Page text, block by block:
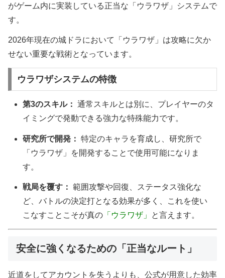
がゲーム内に実装している正当な「ウラワザ」システムで
す。
2026年現在の城ドラにおいて「ウラワザ」は攻略に欠か
せない重要な戦術となっています。
ウラワザシステムの特徴
第3のスキル： 通常スキルとは別に、プレイヤーのタ
イミングで発動できる強力な特殊能力です。
研究所で開発： 特定のキャラを育成し、研究所で
「ウラワザ」を開発することで使用可能になりま
す。
戦局を覆す： 範囲攻撃や回復、ステータス強化な
ど、バトルの決定打となる効果が多く、これを使い
こなすことこそが真の 「ウラワザ」 と言えます。
安全に強くなるための「正当なルート」
近道をしてアカウントを失うよりも、公式が用意した効率